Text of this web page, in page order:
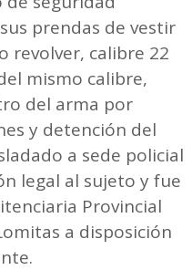
prendas de vestir
revolver, calibre 22
mismo calibre,
del arma por
y detención del
a sede policial
legal al sujeto y fue
Provincial
a disposición